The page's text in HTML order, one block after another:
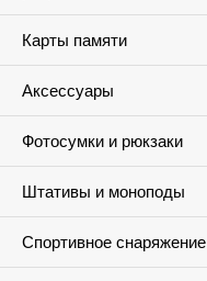
Карты памяти
Аксессуары
Фотосумки и рюкзаки
Штативы и моноподы
Спортивное снаряжение